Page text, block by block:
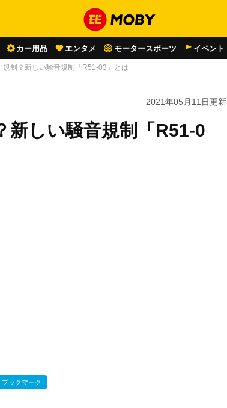
カー用品 エンタメ モータースポーツ イベント
規制？新しい騒音規制「R51-03」とは
2021年05月11日更新
新しい騒音規制「R51-0
ブックマーク